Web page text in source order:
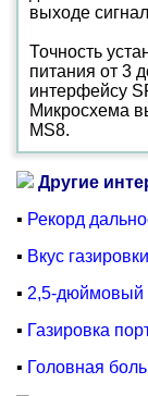
выходе
Точность
питания от 3
интерфейсу
Микросхема
MS8.
Другие
▪ Рекорд
▪ Вкус газировки
▪ 2,5-дюймовый
▪ Газировка
▪ Головная